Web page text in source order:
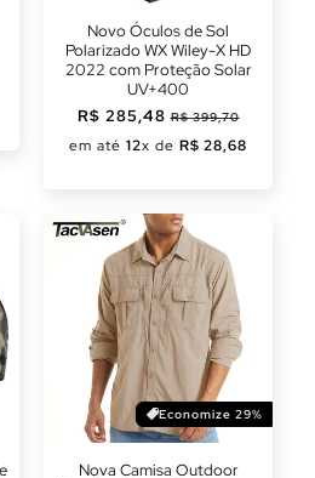
Novo Óculos de Sol
Polarizado WX Wiley-X HD
2022 com Proteção Solar
UV+400
Preço
normal
R$ 285,48 Preço
promocional
R$ 399,70
em até 12x de R$ 28,68
Economize 29%
Nova Camisa Outdoor